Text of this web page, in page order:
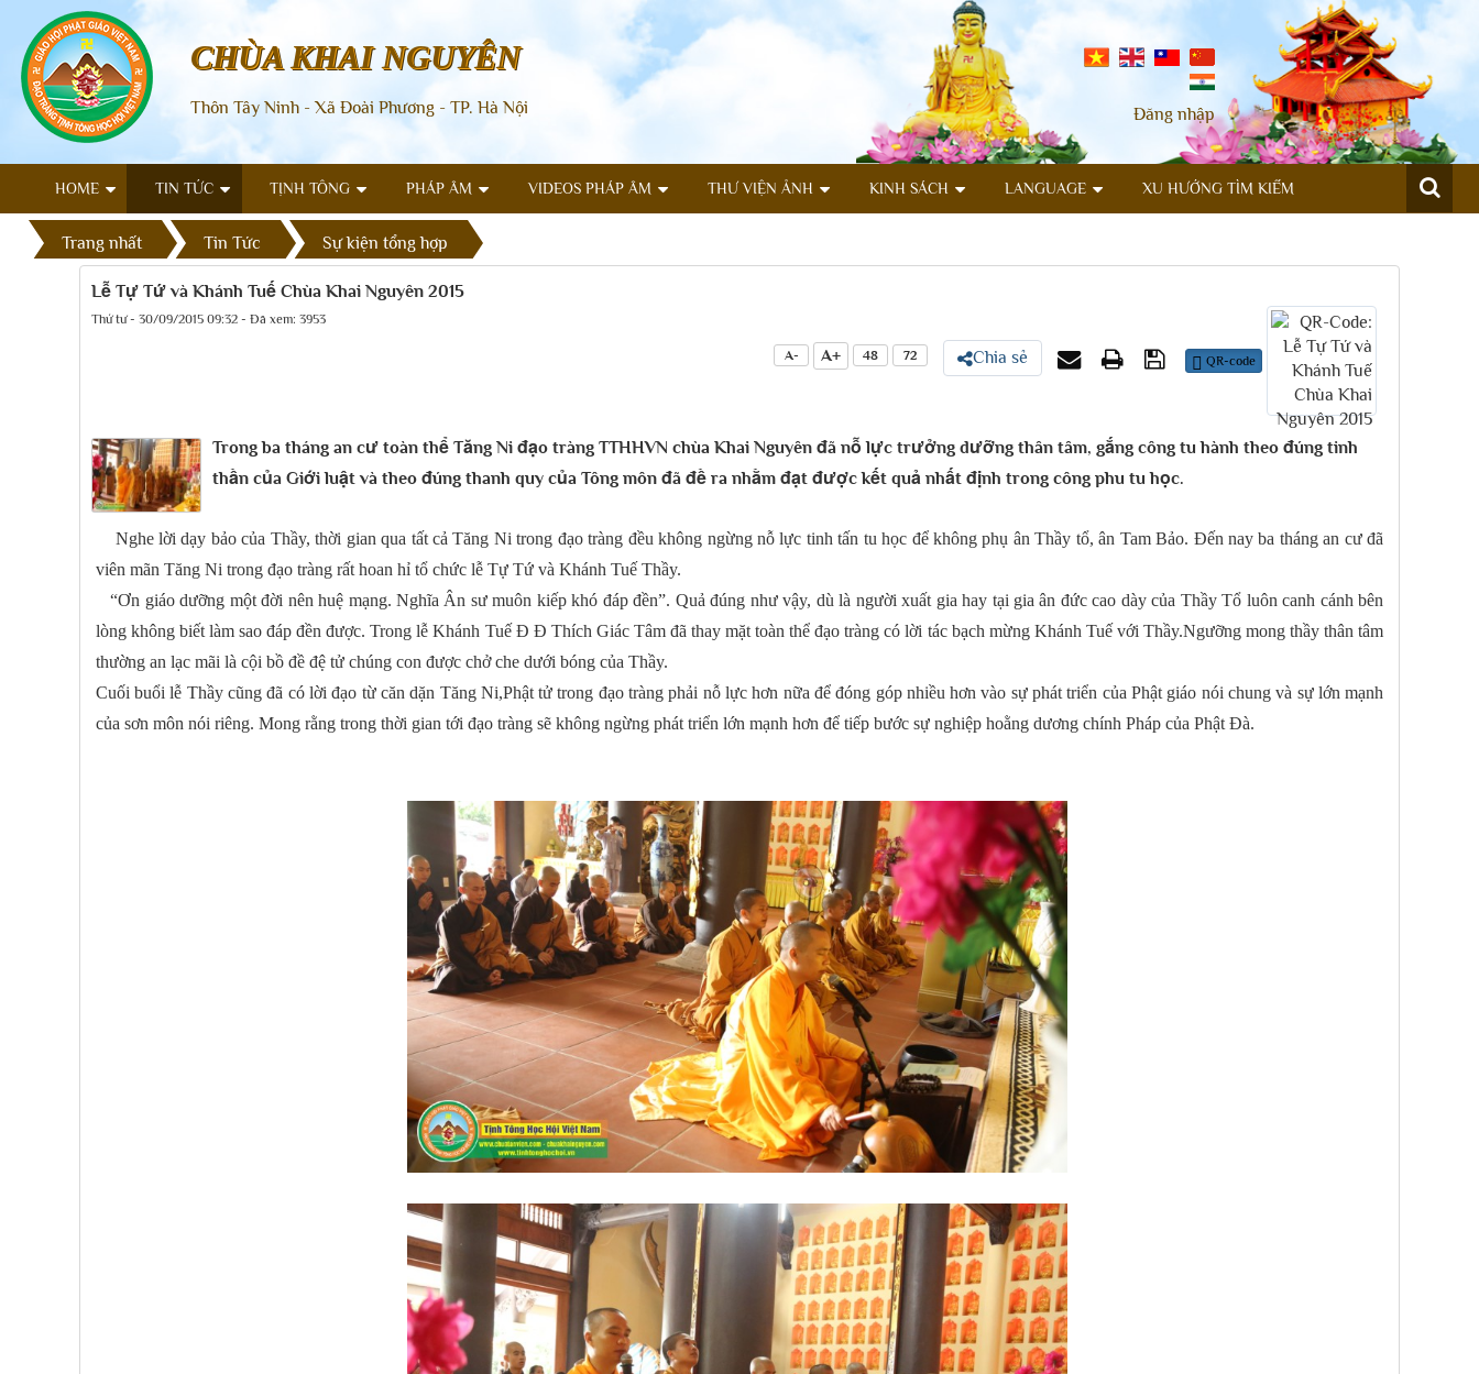
Đăng nhập
CHÙA KHAI NGUYÊN
Thôn Tây Ninh - Xã Đoài Phương - TP. Hà Nội
HOME TIN TỨC TỊNH TÔNG PHÁP ÂM VIDEOS PHÁP ÂM THƯ VIỆN ẢNH KINH SÁCH LANGUAGE XU HƯỚNG TÌM KIẾM
Trang nhất Tin Tức Sự kiện tổng hợp
Lễ Tự Tứ và Khánh Tuế Chùa Khai Nguyên 2015
Thứ tư - 30/09/2015 09:32 - Đã xem: 3953
A- A+ 48 72 Chia sẻ QR-code
Trong ba tháng an cư toàn thể Tăng Ni đạo tràng TTHHVN chùa Khai Nguyên đã nỗ lực trưởng dưỡng thân tâm, gắng công tu hành theo đúng tinh
thần của Giới luật và theo đúng thanh quy của Tông môn đã đề ra nhằm đạt được kết quả nhất định trong công phu tu học.
Nghe lời dạy bảo của Thầy, thời gian qua tất cả Tăng Ni trong đạo tràng đều không ngừng nỗ lực tinh tấn tu học để không phụ ân Thầy tổ, ân Tam Bảo. Đến nay ba tháng an cư đã
viên mãn Tăng Ni trong đạo tràng rất hoan hỉ tổ chức lễ Tự Tứ và Khánh Tuế Thầy.
“Ơn giáo dưỡng một đời nên huệ mạng. Nghĩa Ân sư muôn kiếp khó đáp đền”. Quả đúng như vậy, dù là người xuất gia hay tại gia ân đức cao dày của Thầy Tổ luôn canh cánh bên
lòng không biết làm sao đáp đền được. Trong lễ Khánh Tuế Đ Đ Thích Giác Tâm đã thay mặt toàn thể đạo tràng có lời tác bạch mừng Khánh Tuế với Thầy.Ngưỡng mong thầy thân tâm
thường an lạc mãi là cội bồ đề đệ tử chúng con được chở che dưới bóng của Thầy.
Cuối buổi lễ Thầy cũng đã có lời đạo từ căn dặn Tăng Ni,Phật tử trong đạo tràng phải nỗ lực hơn nữa để đóng góp nhiều hơn vào sự phát triển của Phật giáo nói chung và sự lớn mạnh
của sơn môn nói riêng. Mong rằng trong thời gian tới đạo tràng sẽ không ngừng phát triển lớn mạnh hơn để tiếp bước sự nghiệp hoằng dương chính Pháp của Phật Đà.